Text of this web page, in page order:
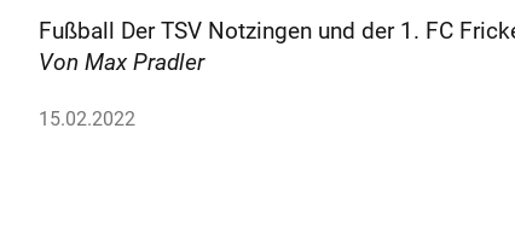
Fußball Der TSV Notzingen und der 1. FC
Von Max Pradler
15.02.2022